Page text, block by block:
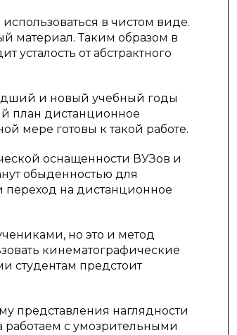
в чистом виде.
материал. Таким образом в
от абстрактного
и новый учебный годы
план дистанционное
мере готовы к такой работе.
оснащенности ВУЗов и
обыденностью для
переход на дистанционное
но это и метод
кинематографические
студентам предстоит
представления наглядности
с умозрительными